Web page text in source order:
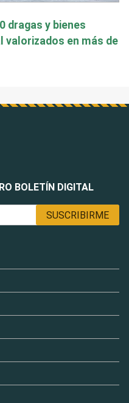
dragas y bienes
valorizados en más de
BOLETÍN DIGITAL